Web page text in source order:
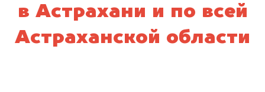
в Астрахани и по всей
Астраханской области